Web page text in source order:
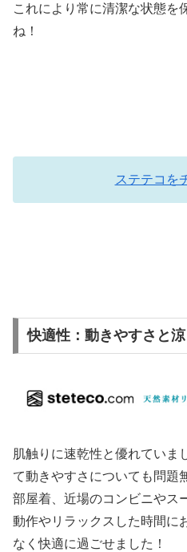
これにより常に清潔な状態を
ね！
ステテコを
快適性：動きやすさと
肌触りに速乾性と優れていま
て動きやすさについても問題
部屋着、近場のコンビニやス
動作やリラックスした時間に
なく快適に過ごせました！